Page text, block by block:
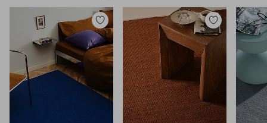
Zu
Favoriten
hinzufügen
Zu
Favoriten
hinzufügen